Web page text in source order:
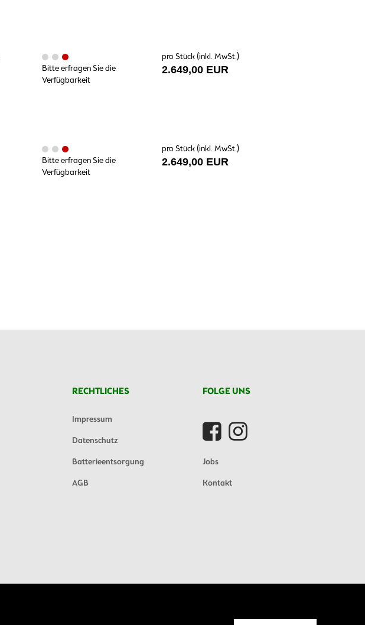
Bitte erfragen Sie die
Verfügbarkeit
pro Stück (inkl. MwSt.)
2.649,00 EUR
Bitte erfragen Sie die
Verfügbarkeit
pro Stück (inkl. MwSt.)
2.649,00 EUR
RECHTLICHES
Impressum
Datenschutz
Batterieentsorgung
AGB
FOLGE UNS
Jobs
Kontakt